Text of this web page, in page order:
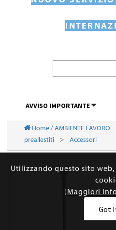
AVVISO IMPORTANTE
Home / AMBIENTE LAVORO
preallestiti
Accessori
Utilizzando questo sito
(Maggiori
Got